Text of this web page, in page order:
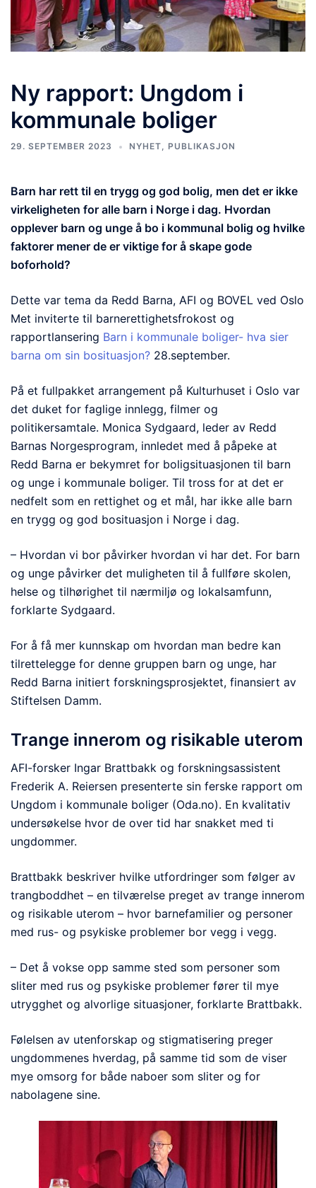
Ny rapport: Ungdom i
kommunale boliger
29. SEPTEMBER 2023 NYHET, PUBLIKASJON
Barn har rett til en trygg og god bolig, men det er ikke
virkeligheten for alle barn i Norge i dag. Hvordan
opplever barn og unge å bo i kommunal bolig og hvilke
faktorer mener de er viktige for å skape gode
boforhold?
Dette var tema da Redd Barna, AFI og BOVEL ved Oslo
Met inviterte til barnerettighetsfrokost og
rapportlansering Barn i kommunale boliger- hva sier
barna om sin bosituasjon? 28.september.
På et fullpakket arrangement på Kulturhuset i Oslo var
det duket for faglige innlegg, filmer og
politikersamtale. Monica Sydgaard, leder av Redd
Barnas Norgesprogram, innledet med å påpeke at
Redd Barna er bekymret for boligsituasjonen til barn
og unge i kommunale boliger. Til tross for at det er
nedfelt som en rettighet og et mål, har ikke alle barn
en trygg og god bosituasjon i Norge i dag.
– Hvordan vi bor påvirker hvordan vi har det. For barn
og unge påvirker det muligheten til å fullføre skolen,
helse og tilhørighet til nærmiljø og lokalsamfunn,
forklarte Sydgaard.
For å få mer kunnskap om hvordan man bedre kan
tilrettelegge for denne gruppen barn og unge, har
Redd Barna initiert forskningsprosjektet, finansiert av
Stiftelsen Damm.
Trange innerom og risikable uterom
AFI-forsker Ingar Brattbakk og forskningsassistent
Frederik A. Reiersen presenterte sin ferske rapport om
Ungdom i kommunale boliger (Oda.no). En kvalitativ
undersøkelse hvor de over tid har snakket med ti
ungdommer.
Brattbakk beskriver hvilke utfordringer som følger av
trangboddhet – en tilværelse preget av trange innerom
og risikable uterom – hvor barnefamilier og personer
med rus- og psykiske problemer bor vegg i vegg.
– Det å vokse opp samme sted som personer som
sliter med rus og psykiske problemer fører til mye
utrygghet og alvorlige situasjoner, forklarte Brattbakk.
Følelsen av utenforskap og stigmatisering preger
ungdommenes hverdag, på samme tid som de viser
mye omsorg for både naboer som sliter og for
nabolagene sine.